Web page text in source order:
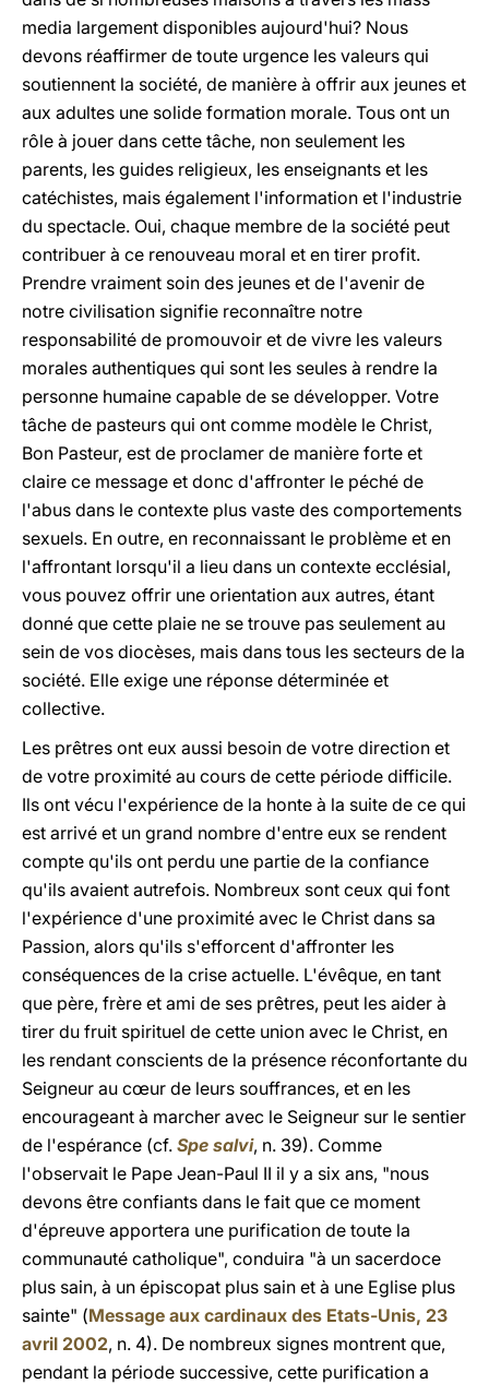
media largement disponibles aujourd'hui? Nous
devons réaffirmer de toute urgence les valeurs qui
soutiennent la société, de manière à offrir aux jeunes et
aux adultes une solide formation morale. Tous ont un
rôle à jouer dans cette tâche, non seulement les
parents, les guides religieux, les enseignants et les
catéchistes, mais également l'information et l'industrie
du spectacle. Oui, chaque membre de la société peut
contribuer à ce renouveau moral et en tirer profit.
Prendre vraiment soin des jeunes et de l'avenir de
notre civilisation signifie reconnaître notre
responsabilité de promouvoir et de vivre les valeurs
morales authentiques qui sont les seules à rendre la
personne humaine capable de se développer. Votre
tâche de pasteurs qui ont comme modèle le Christ,
Bon Pasteur, est de proclamer de manière forte et
claire ce message et donc d'affronter le péché de
l'abus dans le contexte plus vaste des comportements
sexuels. En outre, en reconnaissant le problème et en
l'affrontant lorsqu'il a lieu dans un contexte ecclésial,
vous pouvez offrir une orientation aux autres, étant
donné que cette plaie ne se trouve pas seulement au
sein de vos diocèses, mais dans tous les secteurs de la
société. Elle exige une réponse déterminée et
collective.
Les prêtres ont eux aussi besoin de votre direction et
de votre proximité au cours de cette période difficile.
Ils ont vécu l'expérience de la honte à la suite de ce qui
est arrivé et un grand nombre d'entre eux se rendent
compte qu'ils ont perdu une partie de la confiance
qu'ils avaient autrefois. Nombreux sont ceux qui font
l'expérience d'une proximité avec le Christ dans sa
Passion, alors qu'ils s'efforcent d'affronter les
conséquences de la crise actuelle. L'évêque, en tant
que père, frère et ami de ses prêtres, peut les aider à
tirer du fruit spirituel de cette union avec le Christ, en
les rendant conscients de la présence réconfortante du
Seigneur au cœur de leurs souffrances, et en les
encourageant à marcher avec le Seigneur sur le sentier
de l'espérance (cf. Spe salvi, n. 39). Comme
l'observait le Pape Jean-Paul II il y a six ans, "nous
devons être confiants dans le fait que ce moment
d'épreuve apportera une purification de toute la
communauté catholique", conduira "à un sacerdoce
plus sain, à un épiscopat plus sain et à une Eglise plus
sainte" (Message aux cardinaux des Etats-Unis, 23
avril 2002, n. 4). De nombreux signes montrent que,
pendant la période successive, cette purification a